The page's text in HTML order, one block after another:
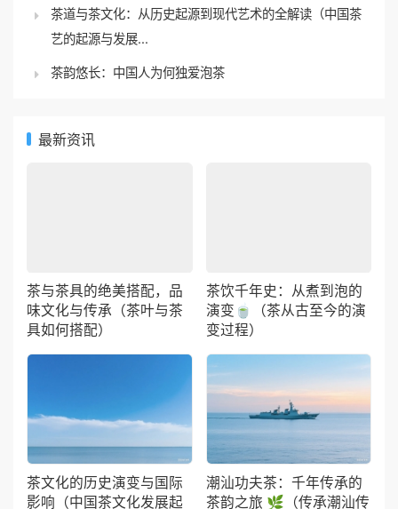
艺的起源与发展...
茶韵悠长：中国人为何独爱泡茶
味文化与传承（茶叶与茶
具如何搭配）
演变🍵（茶从古至今的演
变过程）
茶文化的历史演变与国际
影响（中国茶文化发展起
源与历史）
潮汕功夫茶：千年传承的
茶韵之旅 🌿（传承潮汕传
统文化的意义）